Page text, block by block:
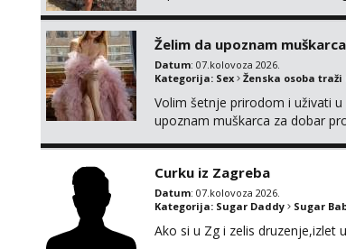
Želim da upoznam
Datum: 07.kolovoza 2026.
Kategorija: Sex Ženska osoba traži
Volim šetnje prirodom i uživati
upoznam muškarca za dobar
Curku iz Zagreba
Datum: 07.kolovoza 2026.
Kategorija: Sugar Daddy Sugar
Ako si u Zg i zelis druzenje,izlet